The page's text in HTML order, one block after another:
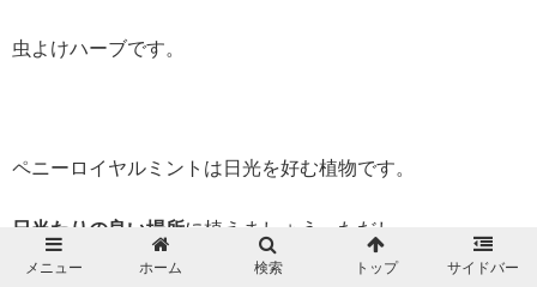
虫よけハーブです。
ペニーロイヤルミントは日光を好む植物です。
日当たりの良い場所に植えましょう。ただし、
メニュー ホーム 検索 トップ サイドバー